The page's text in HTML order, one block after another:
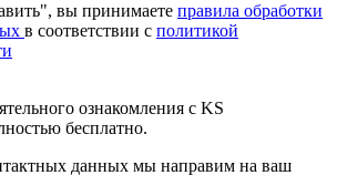
вы принимаете правила обработки
в соответствии с политикой
ознакомления с KS
бесплатно.
данных мы направим на ваш